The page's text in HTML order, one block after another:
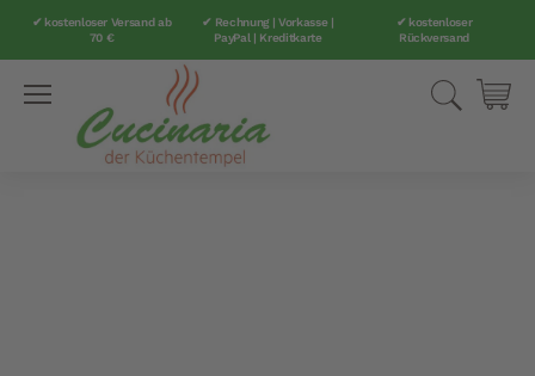
✔ kostenloser Versand ab
70 €
✔ Rechnung | Vorkasse |
PayPal | Kreditkarte
✔ kostenloser
Rückversand
Suche